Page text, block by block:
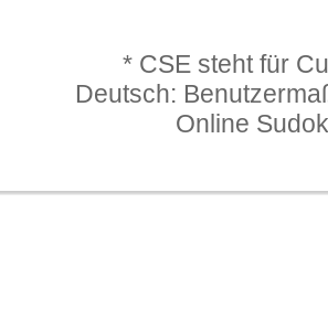
* CSE steht für
Deutsch:
Online